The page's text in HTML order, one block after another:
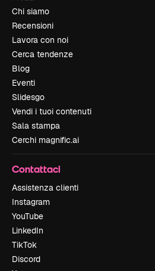
Chi siamo
Recensioni
Lavora con noi
Cerca tendenze
Blog
Eventi
Slidesgo
Vendi i tuoi contenuti
Sala stampa
Cerchi magnific.ai
Contattaci
Assistenza clienti
Instagram
YouTube
LinkedIn
TikTok
Discord